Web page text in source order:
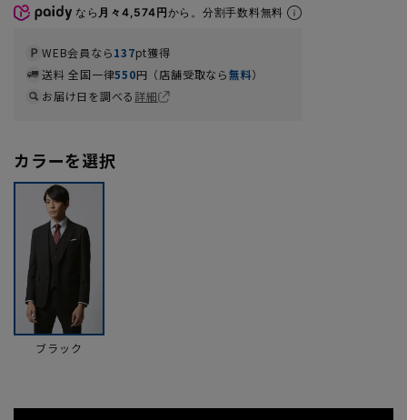
なら 月々4,574円から。分割手数料無料
WEB会員なら137pt獲得
送料 全国一律550円（店舗受取なら無料）
お届け日を調べる詳細
カラーを選択
ブラック